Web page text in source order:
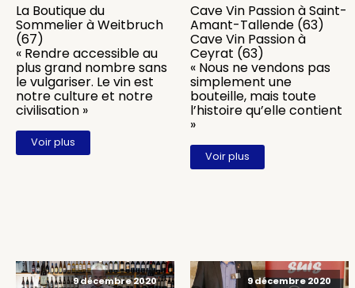
La Boutique du
Sommelier à Weitbruch
(67)
« Rendre accessible au
plus grand nombre sans
le vulgariser. Le vin est
notre culture et notre
civilisation »
Voir plus
Cave Vin Passion à Saint-
Amant-Tallende (63)
Cave Vin Passion à
Ceyrat (63)
« Nous ne vendons pas
simplement une
bouteille, mais toute
l’histoire qu’elle contient
»
Voir plus
9 décembre 2020 9 décembre 2020